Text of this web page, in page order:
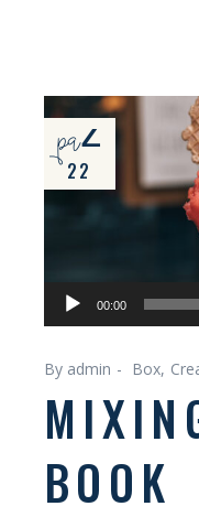
paź
22
Odtwarzacz
plików
00:00
By admin Box
BOOK